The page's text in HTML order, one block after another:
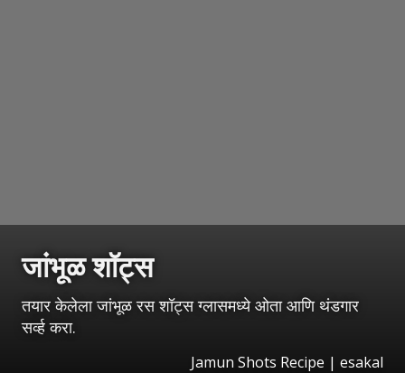
जांभूळ शॉट्स
तयार केलेला जांभूळ रस शॉट्स ग्लासमध्ये ओता आणि थंडगार
सर्व्ह करा.
Jamun Shots Recipe | esakal